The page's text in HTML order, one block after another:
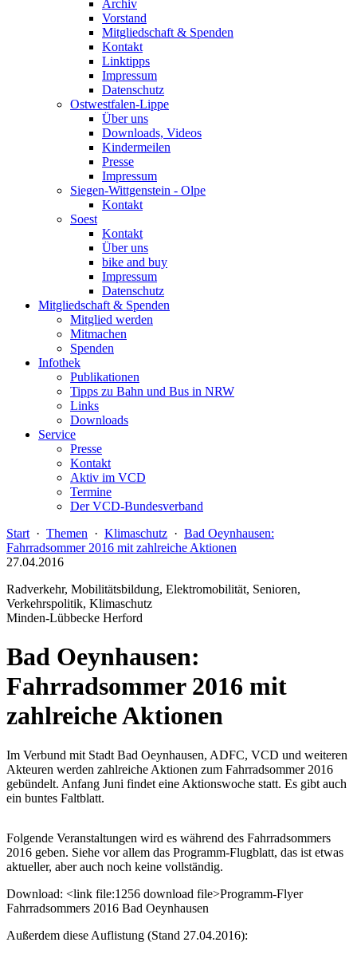
Archiv
Vorstand
Mitgliedschaft & Spenden
Kontakt
Linktipps
Impressum
Datenschutz
Ostwestfalen-Lippe
Über uns
Downloads, Videos
Kindermeilen
Presse
Impressum
Siegen-Wittgenstein - Olpe
Kontakt
Soest
Kontakt
Über uns
bike and buy
Impressum
Datenschutz
Mitgliedschaft & Spenden
Mitglied werden
Mitmachen
Spenden
Infothek
Publikationen
Tipps zu Bahn und Bus in NRW
Links
Downloads
Service
Presse
Kontakt
Aktiv im VCD
Termine
Der VCD-Bundesverband
Start · Themen · Klimaschutz · Bad Oeynhausen:
Fahrradsommer 2016 mit zahlreiche Aktionen
27.04.2016
Radverkehr, Mobilitätsbildung, Elektromobilität, Senioren,
Verkehrspolitik, Klimaschutz
Minden-Lübbecke Herford
Bad Oeynhausen:
Fahrradsommer 2016 mit
zahlreiche Aktionen
Im Verbund mit Stadt Bad Oeynhausen, ADFC, VCD und weiteren
Akteuren werden zahlreiche Aktionen zum Fahrradsommer 2016
gebündelt. Anfang Juni findet eine Aktionswoche statt. Es gibt auch
ein buntes Faltblatt.
Folgende Veranstaltungen wird es während des Fahrradsommers
2016 geben. Siehe vor allem das Programm-Flugblatt, das ist etwas
aktueller, aber auch noch keine vollständig.
Download: <link file:1256 download file>Programm-Flyer
Fahrradsommers 2016 Bad Oeynhausen
Außerdem diese Auflistung (Stand 27.04.2016):